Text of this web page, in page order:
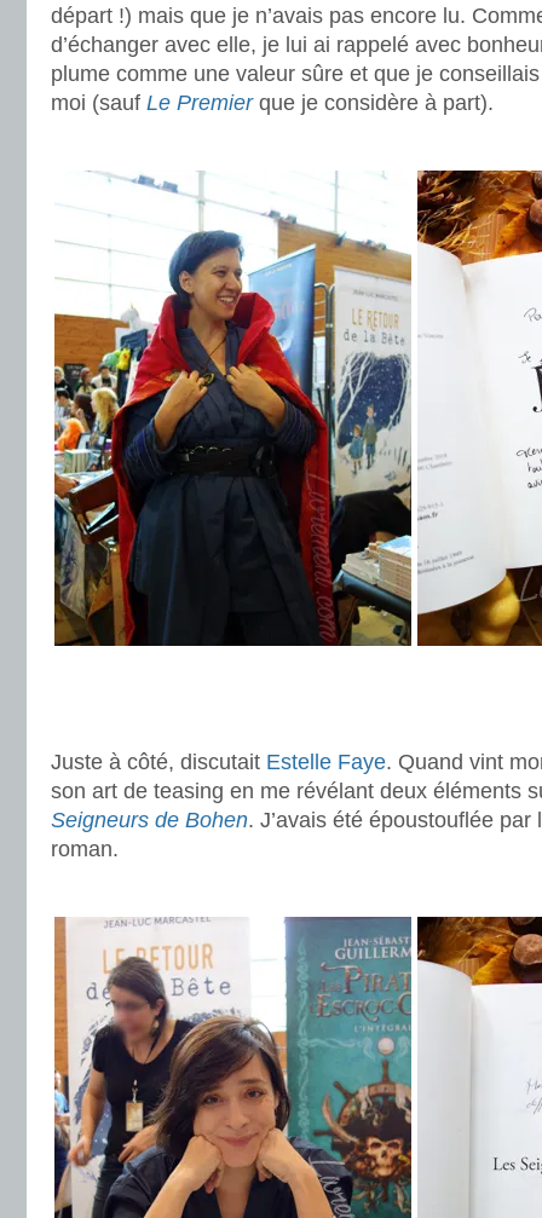
départ !) mais que je n’avais pas encore lu.
d’échanger avec elle, je lui ai rappelé avec
plume comme une valeur sûre et que je
moi (sauf Le Premierque je considère à part).
Juste à côté, discutait Estelle Faye. Quand vint
son art de teasing en me révélant deux éléments
Seigneurs de Bohen. J’avais été époustouflée par
roman.